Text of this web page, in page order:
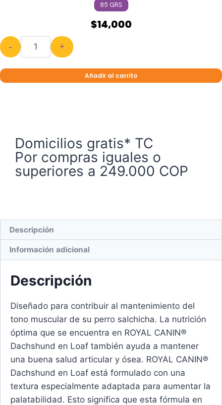
85 GRS
$14,000
- +
Añadir al carrito
Domicilios gratis* TC
Por compras iguales o
superiores a 249.000 COP
Descripción
Información adicional
Descripción
Diseñado para contribuir al mantenimiento del
tono muscular de su perro salchicha. La nutrición
óptima que se encuentra en ROYAL CANIN®
Dachshund en Loaf también ayuda a mantener
una buena salud articular y ósea. ROYAL CANIN®
Dachshund en Loaf está formulado con una
textura especialmente adaptada para aumentar la
palatabilidad. Esto significa que esta fórmula en